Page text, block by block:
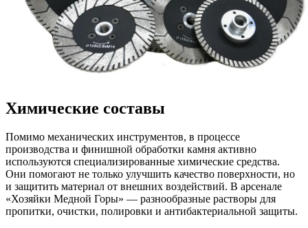
Химические составы
Помимо механических инструментов, в процессе
производства и финишной обработки камня активно
используются специализированные химические средства.
Они помогают не только улучшить качество поверхности, но
и защитить материал от внешних воздействий. В арсенале
«Хозяйки Медной Горы» — разнообразные растворы для
пропитки, очистки, полировки и антибактериальной защиты.